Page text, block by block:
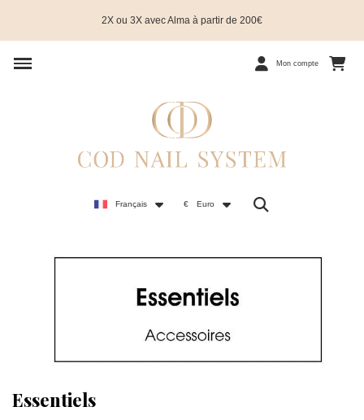
2X ou 3X avec Alma à partir de 200€
Mon compte
Français € Euro
Essentiels